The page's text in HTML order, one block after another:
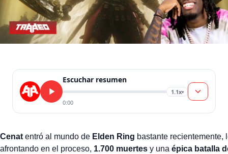
Escuchar resumen
1.1x▾
0:00
Cenat entró al mundo de Elden Ring bastante
afrontando en el proceso, 1.700 muertes y una épica batalla